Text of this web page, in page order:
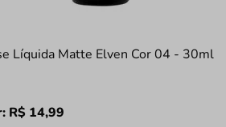
Líquida Matte Elven Cor 04 - 30ml
R$ 14,99